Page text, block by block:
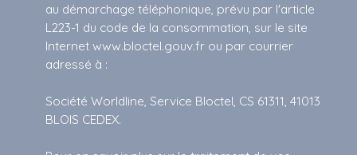
au démarchage téléphonique, prévu par l'article
L223-1 du code de la consommation, sur le site
Internet www.bloctel.gouv.fr ou par courrier
adressé à :
Société Worldline, Service Bloctel, CS 61311, 41013
BLOIS CEDEX.